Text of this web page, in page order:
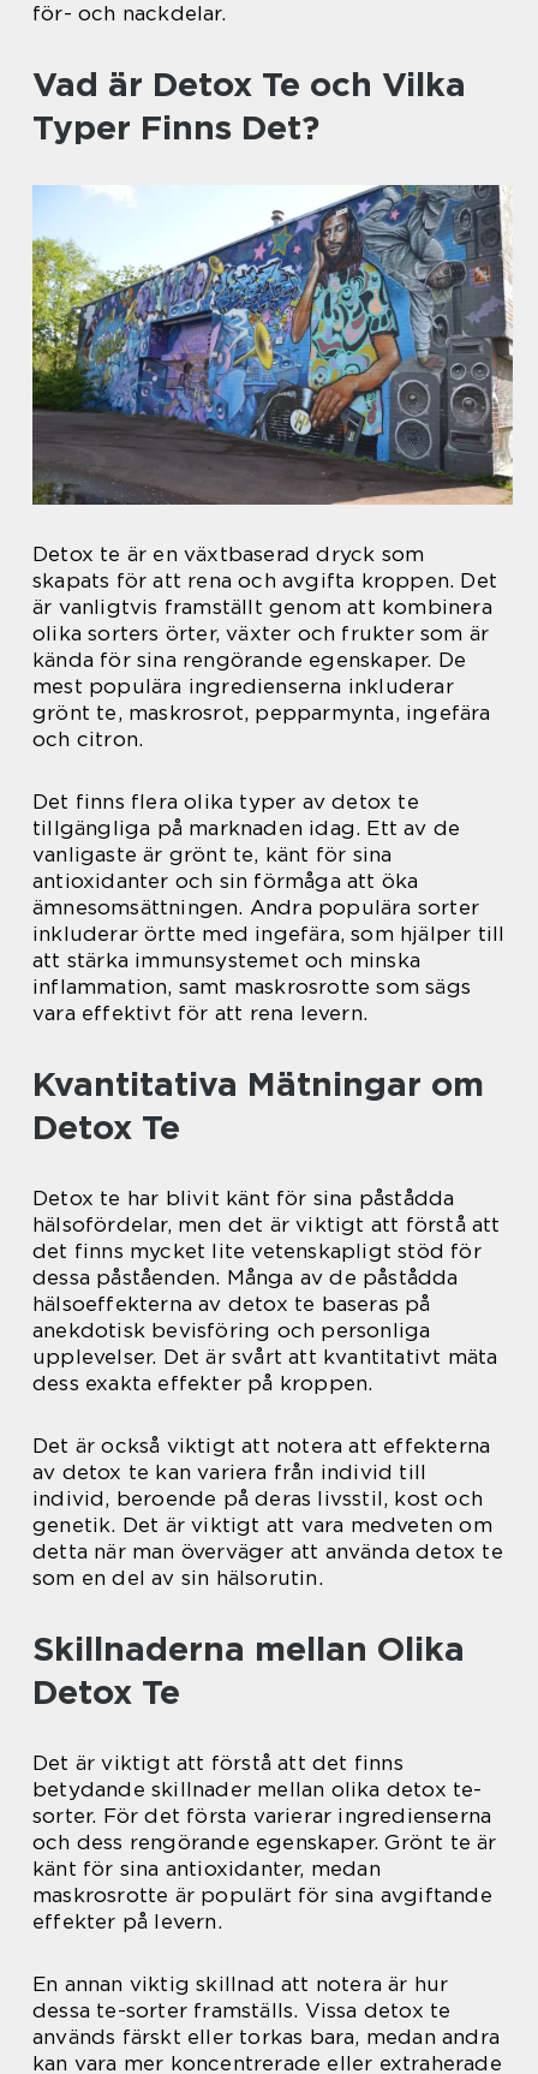
för- och nackdelar.
Vad är Detox Te och Vilka
Typer Finns Det?
Detox te är en växtbaserad dryck som
skapats för att rena och avgifta kroppen. Det
är vanligtvis framställt genom att kombinera
olika sorters örter, växter och frukter som är
kända för sina rengörande egenskaper. De
mest populära ingredienserna inkluderar
grönt te, maskrosrot, pepparmynta, ingefära
och citron.
Det finns flera olika typer av detox te
tillgängliga på marknaden idag. Ett av de
vanligaste är grönt te, känt för sina
antioxidanter och sin förmåga att öka
ämnesomsättningen. Andra populära sorter
inkluderar örtte med ingefära, som hjälper till
att stärka immunsystemet och minska
inflammation, samt maskrosrotte som sägs
vara effektivt för att rena levern.
Kvantitativa Mätningar om
Detox Te
Detox te har blivit känt för sina påstådda
hälsofördelar, men det är viktigt att förstå att
det finns mycket lite vetenskapligt stöd för
dessa påståenden. Många av de påstådda
hälsoeffekterna av detox te baseras på
anekdotisk bevisföring och personliga
upplevelser. Det är svårt att kvantitativt mäta
dess exakta effekter på kroppen.
Det är också viktigt att notera att effekterna
av detox te kan variera från individ till
individ, beroende på deras livsstil, kost och
genetik. Det är viktigt att vara medveten om
detta när man överväger att använda detox te
som en del av sin hälsorutin.
Skillnaderna mellan Olika
Detox Te
Det är viktigt att förstå att det finns
betydande skillnader mellan olika detox te-
sorter. För det första varierar ingredienserna
och dess rengörande egenskaper. Grönt te är
känt för sina antioxidanter, medan
maskrosrotte är populärt för sina avgiftande
effekter på levern.
En annan viktig skillnad att notera är hur
dessa te-sorter framställs. Vissa detox te
används färskt eller torkas bara, medan andra
kan vara mer koncentrerade eller extraherade